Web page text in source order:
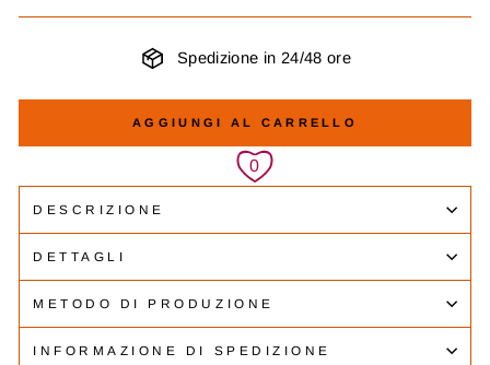
Spedizione in 24/48 ore
AGGIUNGI AL CARRELLO
DESCRIZIONE
DETTAGLI
METODO DI PRODUZIONE
INFORMAZIONE DI SPEDIZIONE